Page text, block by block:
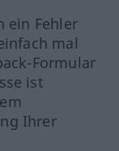
ein Fehler
mal
Formular
ist
Ihrer